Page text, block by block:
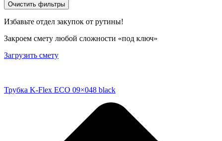
Очистить фильтры
Избавьте отдел закупок от рутины!
Закроем смету любой сложности «под ключ»
Загрузить смету
Трубка K-Flex ECO 09×048 black